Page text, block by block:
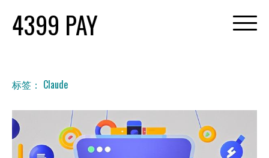
content
4399 PAY
标签： Claude